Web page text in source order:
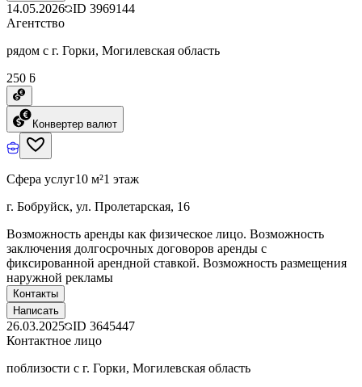
14.05.2026 ID 3969144
Агентство
рядом с г. Горки, Могилевская область
250 ƃ
Конвертер валют
Сфера услуг10 м²1 этаж
г. Бобруйск, ул. Пролетарская, 16
Возможность аренды как физическое лицо. Возможность
заключения долгосрочных договоров аренды с
фиксированной арендной ставкой. Возможность размещения
наружной рекламы
Контакты
Написать
26.03.2025 ID 3645447
Контактное лицо
поблизости с г. Горки, Могилевская область